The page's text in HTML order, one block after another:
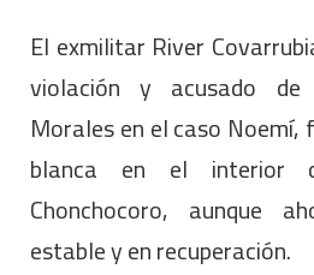
El exmilitar River
violación y acusado
Morales en el caso Noemí,
blanca en el interior
Chonchocoro, aunque
estable y en recuperación.